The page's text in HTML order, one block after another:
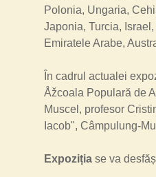
Polonia, Ungaria,
Japonia, Turcia,
Emiratele Arabe,
În cadrul actualei
Åžcoala Populară de
Muscel, profesor
Iacob", Câmpulung-
Expoziția se va